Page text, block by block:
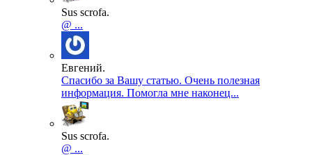
Sus scrofa.
@ ...
Евгений.
Спасибо за Вашу статью. Очень полезная
информация. Помогла мне наконец...
Sus scrofa.
@ ...